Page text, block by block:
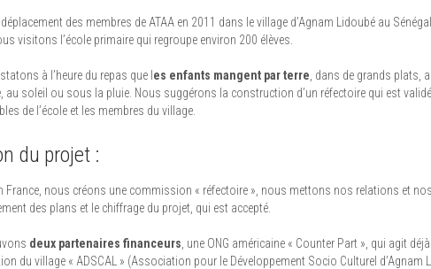
déplacement des membres de ATAA en 2011 dans le village d’Agnam Lidoubé au
visitons l’école primaire qui regroupe environ 200 élèves.
à l’heure du repas que l es enfants mangent par terre , dans de grands plats,
au soleil ou sous la pluie. Nous suggérons la construction d’un réfectoire qui est
de l’école et les membres du village.
du projet :
France, nous créons une commission « réfectoire », nous mettons nos relations et
des plans et le chiffrage du projet, qui est accepté.
deux partenaires financeurs , une ONG américaine « Counter Part », qui agit
du village « ADSCAL » (Association pour le Développement Socio Culturel d’Agnam